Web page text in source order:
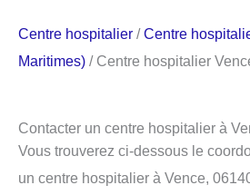
Centre hospitalier /Centre
Maritimes) / Centre hospitalier
Contacter un centre hospitalier à
Vous trouverez ci-dessous le
un centre hospitalier à Vence,